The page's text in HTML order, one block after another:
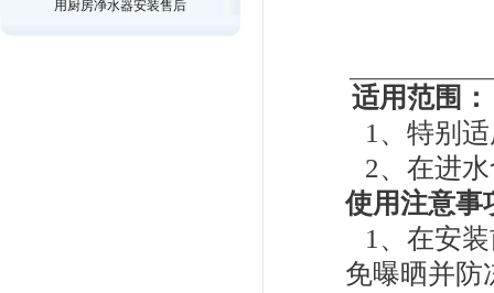
用厨房净水器安装售后
适用范围：
1、特别
2、在进水
使用注意事
1、在安
免曝晒并防